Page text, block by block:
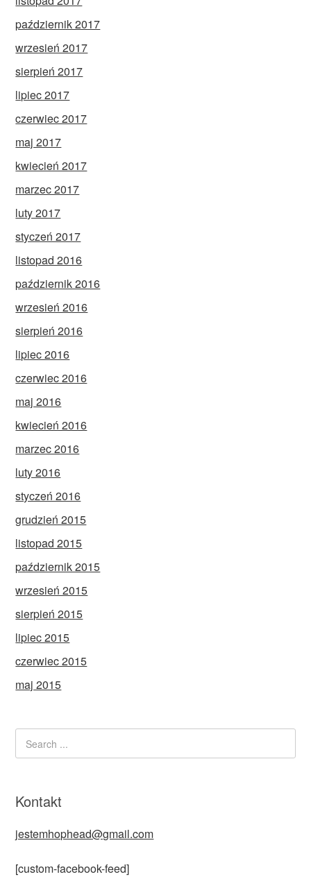
październik 2017
wrzesień 2017
sierpień 2017
lipiec 2017
czerwiec 2017
maj 2017
kwiecień 2017
marzec 2017
luty 2017
styczeń 2017
listopad 2016
październik 2016
wrzesień 2016
sierpień 2016
lipiec 2016
czerwiec 2016
maj 2016
kwiecień 2016
marzec 2016
luty 2016
styczeń 2016
grudzień 2015
listopad 2015
październik 2015
wrzesień 2015
sierpień 2015
lipiec 2015
czerwiec 2015
maj 2015
Kontakt
jestemhophead@gmail.com
[custom-facebook-feed]